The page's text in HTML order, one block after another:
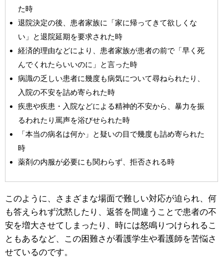
た時
退院決定の後、患者家族に「家に帰ってきて欲しくな
い」と退院延期を要求された時
経済的理由などにより、患者家族が患者の前で「早く死
んでくれたらいいのに」と言った時
病識の乏しい患者に幾度も病気について尋ねられたり、
入院の不安を詰め寄られた時
疾患や疾患・入院などによる精神的不安から、暴力を振
るわれたり罵声を浴びせられた時
「本当の病名は何か」と疑いの目で幾度も詰め寄られた
時
薬剤の内服が必要にも関わらず、拒否される時
このように、さまざまな場面で難しい対応が迫られ、何
も答えられず沈黙したり、返答を間違うことで患者の不
安を増大させてしまったり、時には怒鳴りつけられるこ
ともあるなど、この困難さが看護学生や看護師を苦悩さ
せているのです。